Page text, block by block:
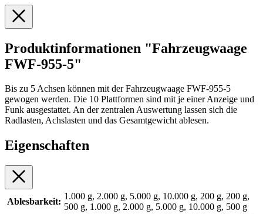
Produktinformationen "Fahrzeugwaage
FWF-955-5"
Bis zu 5 Achsen können mit der Fahrzeugwaage FWF-955-5
gewogen werden. Die 10 Plattformen sind mit je einer Anzeige und
Funk ausgestattet. An der zentralen Auswertung lassen sich die
Radlasten, Achslasten und das Gesamtgewicht ablesen.
Eigenschaften
Ablesbarkeit:
1.000 g, 2.000 g, 5.000 g, 10.000 g, 200 g, 200 g,
500 g, 1.000 g, 2.000 g, 5.000 g, 10.000 g, 500 g